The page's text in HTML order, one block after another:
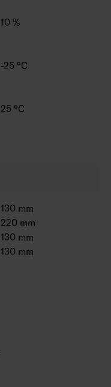
10 %
-25 °C
25 °C
130 mm
220 mm
130 mm
130 mm